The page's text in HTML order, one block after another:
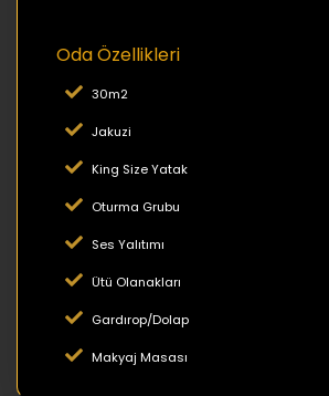
Oda Özellikleri
30m2
Jakuzi
King Size Yatak
Oturma Grubu
Ses Yalıtımı
Ütü Olanakları
Gardırop/Dolap
Makyaj Masası